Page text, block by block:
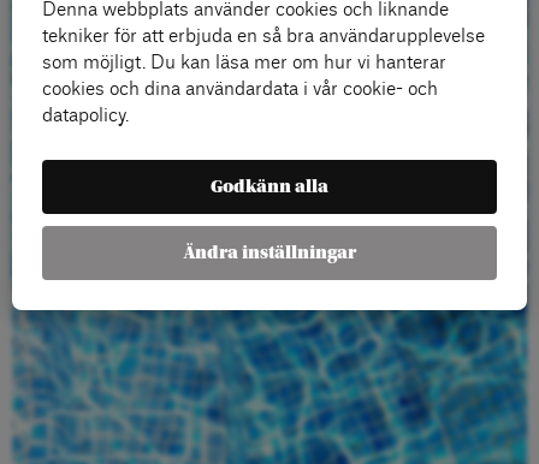
Beställ gratis
material
Beställ här
Denna webbplats använder cookies och liknande
tekniker för att erbjuda en så bra användarupplevelse
som möjligt. Du kan läsa mer om hur vi hanterar
cookies och dina användardata i vår cookie- och
datapolicy.
Godkänn alla
Ändra inställningar